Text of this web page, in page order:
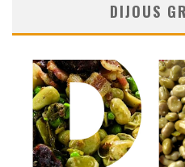
DIJOUS